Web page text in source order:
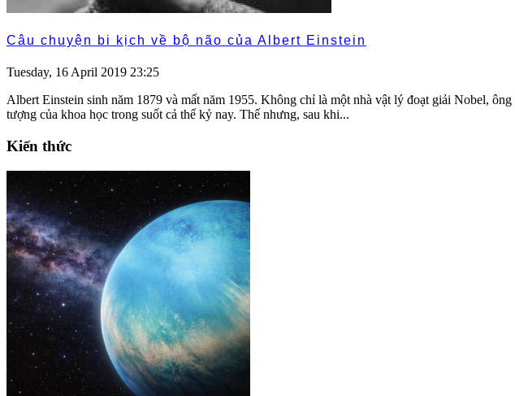
Câu chuyện bi kịch về bộ não của Albert Einstein
Tuesday, 16 April 2019 23:25
Albert Einstein sinh năm 1879 và mất năm 1955. Không chỉ là một nhà vật lý đoạt giải Nobel,
tượng của khoa học trong suốt cả thế kỷ nay. Thế nhưng, sau khi...
Kiến thức